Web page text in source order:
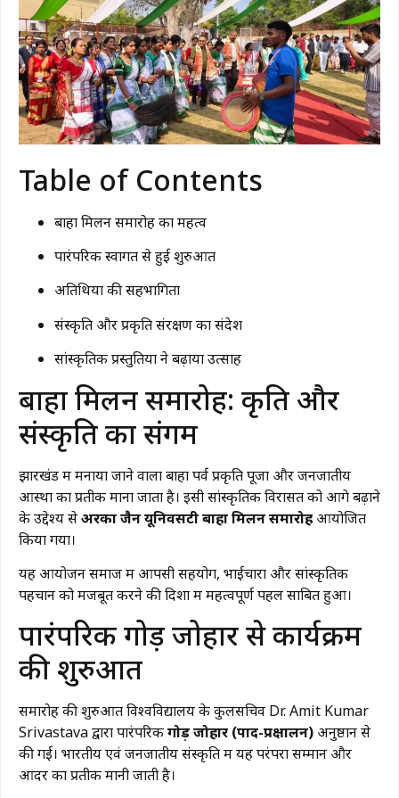
Table of Contents
बाहा मिलन समारोह का महत्व
पारंपरिक स्वागत से हुई शुरुआत
अतिथियों की सहभागिता
संस्कृति और प्रकृति संरक्षण का संदेश
सांस्कृतिक प्रस्तुतियों ने बढ़ाया उत्साह
बाहा मिलन समारोह: प्रकृति और
संस्कृति का संगम
झारखंड में मनाया जाने वाला बाहा पर्व प्रकृति पूजा और जनजातीय
आस्था का प्रतीक माना जाता है। इसी सांस्कृतिक विरासत को आगे बढ़ाने
के उद्देश्य सेअरका जैन यूनिवर्सिटी बाहा मिलन समारोह आयोजित
किया गया।
यह आयोजन समाज में आपसी सहयोग, भाईचारा और सांस्कृतिक
पहचान को मजबूत करने की दिशा में महत्वपूर्ण पहल साबित हुआ।
पारंपरिक गोड़ जोहार से कार्यक्रम
की शुरुआत
समारोह की शुरुआत विश्वविद्यालय के कुलसचिव Dr. Amit Kumar
Srivastavaद्वारा पारंपरिकगोड़ जोहार (पाद-प्रक्षालन) अनुष्ठान से
की गई। भारतीय एवं जनजातीय संस्कृति में यह परंपरा सम्मान और
आदर का प्रतीक मानी जाती है।